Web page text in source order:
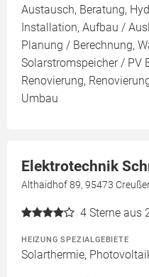
Austausch, Beratung,
Installation, Aufbau /
Planung / Berechnung,
Solarstromspeicher / PV
Renovierung,
Umbau
Elektrotechnik
Althaidhof 89, 95473
4 Sterne aus
HEIZUNG SPEZIALGEBIETE
Solarthermie,